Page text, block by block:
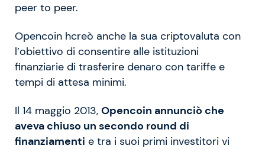
peer to peer.
Opencoin hcreò anche la sua criptovaluta con
l’obiettivo di consentire alle istituzioni
finanziarie di trasferire denaro con tariffe e
tempi di attesa minimi.
Il 14 maggio 2013, Opencoin annunciò che
aveva chiuso un secondo round di
finanziamenti e tra i suoi primi investitori vi